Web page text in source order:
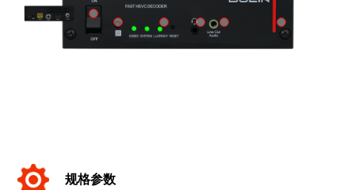
规格参数